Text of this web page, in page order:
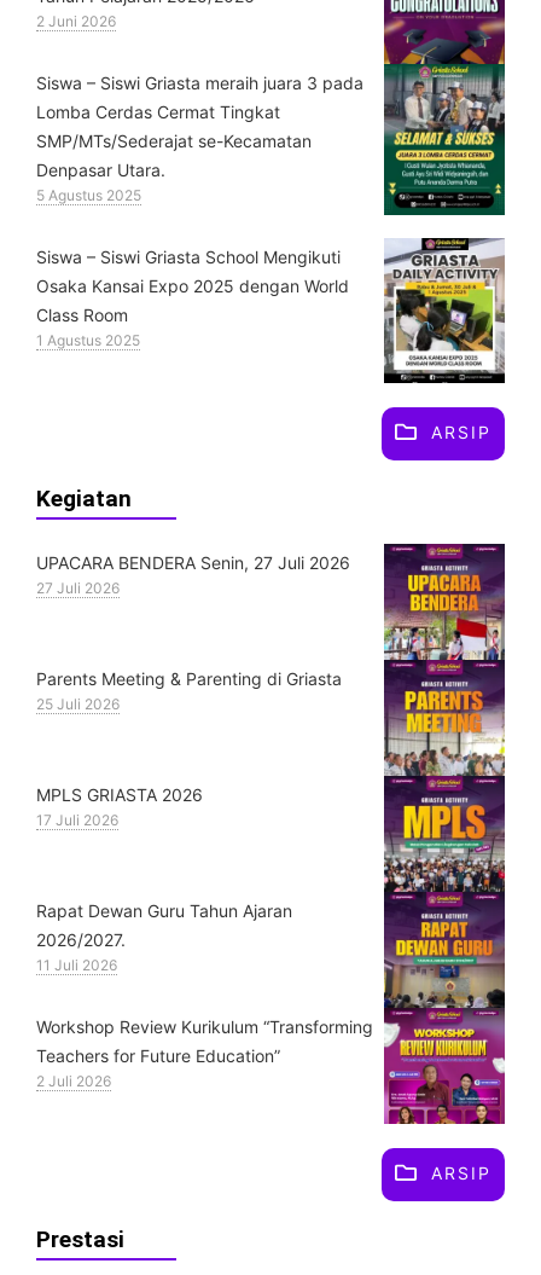
2 Juni 2026
Siswa – Siswi Griasta meraih juara 3 pada
Lomba Cerdas Cermat Tingkat
SMP/MTs/Sederajat se-Kecamatan
Denpasar Utara.
5 Agustus 2025
Siswa – Siswi Griasta School Mengikuti
Osaka Kansai Expo 2025 dengan World
Class Room
1 Agustus 2025
ARSIP
Kegiatan
UPACARA BENDERA Senin, 27 Juli 2026
27 Juli 2026
Parents Meeting & Parenting di Griasta
25 Juli 2026
MPLS GRIASTA 2026
17 Juli 2026
Rapat Dewan Guru Tahun Ajaran
2026/2027.
11 Juli 2026
Workshop Review Kurikulum “Transforming
Teachers for Future Education”
2 Juli 2026
ARSIP
Prestasi